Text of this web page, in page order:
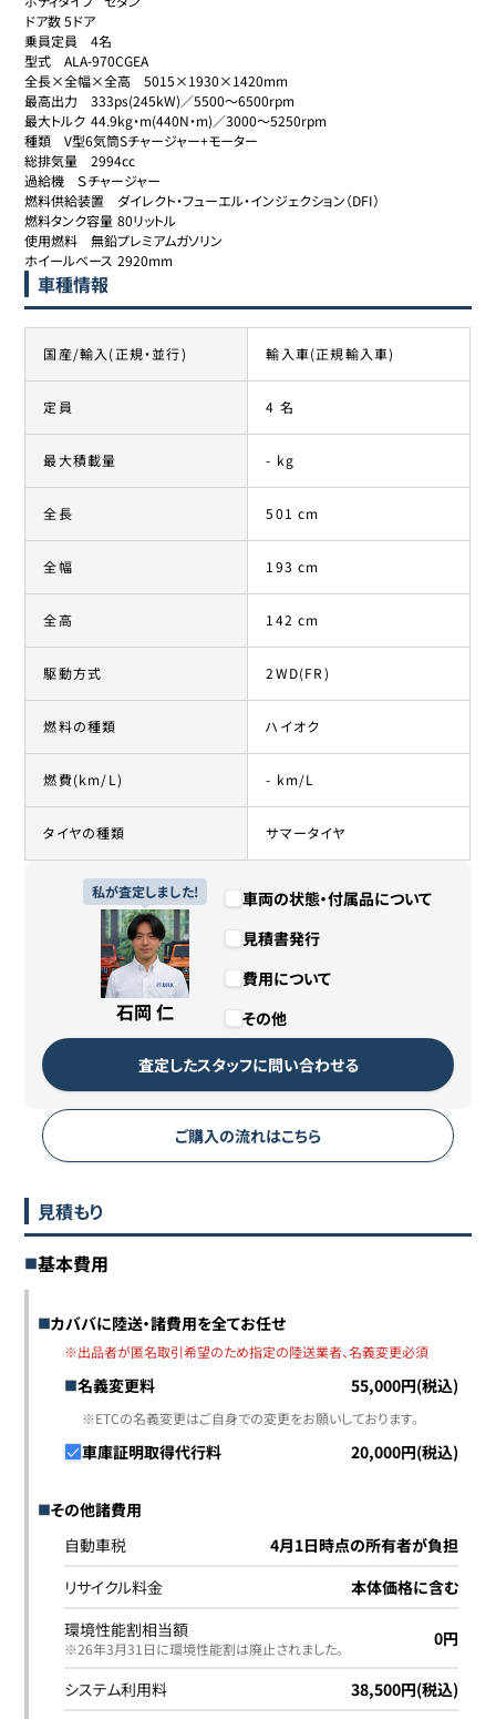
ドア数	5ドア
乗員定員	4名
型式	ALA-970CGEA
全長×全幅×全高	5015×1930×1420mm
最高出力	333ps(245kW)／5500～6500rpm
最大トルク	44.9kg・m(440N・m)／3000～5250rpm
種類	V型6気筒Sチャージャー+モーター
総排気量	2994cc
過給機	Ｓチャージャー
燃料供給装置	ダイレクト・フューエル・インジェクション（DFI）
燃料タンク容量	80リットル
使用燃料	無鉛プレミアムガソリン
ホイールベース	2920mm
車種情報
国産/輸入(正規・並行) 輸入車(正規輸入車)
定員 4 名
最大積載量 - kg
全長 501 cm
全幅 193 cm
全高 142 cm
駆動方式 2WD(FR)
燃料の種類 ハイオク
燃費(km/L) - km/L
タイヤの種類 サマータイヤ
私が査定しました!
石岡 仁
車両の状態・付属品について
見積書発行
費用について
その他
査定したスタッフに問い合わせる
ご購入の流れはこちら
見積もり
基本費用
カババに陸送・諸費用を全てお任せ
※出品者が匿名取引希望のため指定の陸送業者、名義変更必須
名義変更料 55,000円(税込)
※ETCの名義変更はご自身での変更をお願いしております。
車庫証明取得代行料 20,000円(税込)
その他諸費用
自動車税
4月1日時点の所有者が負担
リサイクル料金
本体価格に含む
環境性能割相当額
※26年3月31日に環境性能割は廃止されました｡ 0円
システム利用料 38,500円(税込)